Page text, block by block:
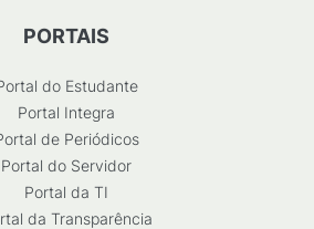
PORTAIS
do Estudante
Portal Integra
de Periódicos
Portal do Servidor
Portal da TI
da Transparência